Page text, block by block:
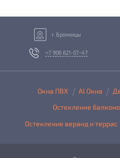
г. Бронницы
+7 906 621-07-47
Окна ПВХ Al Окна
Остекление
Остекление веранд и террас